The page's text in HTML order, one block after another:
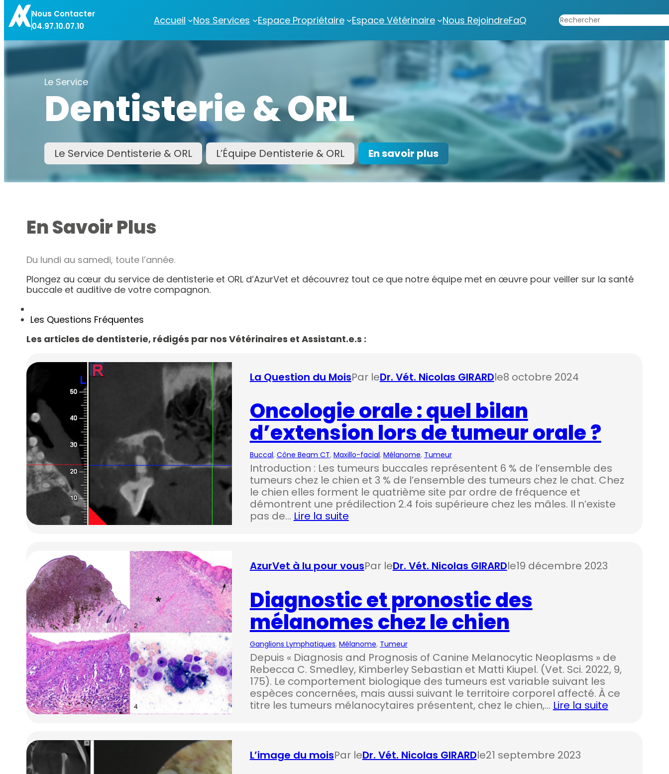
Nous Contacter
04.97.10.07.10
Accueil Nos Services Espace Propriétaire Espace Vétérinaire Nous RejoindreFaQ Rechercher
Le Service
Dentisterie & ORL
Le Service Dentisterie & ORL L’Équipe Dentisterie & ORL En savoir plus
En Savoir Plus
Du lundi au samedi, toute l’année.
Plongez au cœur du service de dentisterie et ORL d’AzurVet et découvrez tout ce que notre équipe met en œuvre pour veiller sur la santé
buccale et auditive de votre compagnon.
Les Questions Fréquentes
Les articles de dentisterie, rédigés par nos Vétérinaires et Assistant.e.s :
La Question du MoisPar leDr. Vét. Nicolas GIRARDle8 octobre 2024
Oncologie orale : quel bilan
d’extension lors de tumeur orale ?
Buccal, Cône Beam CT, Maxillo-facial, Mélanome, Tumeur
Introduction : Les tumeurs buccales représentent 6 % de l’ensemble des
tumeurs chez le chien et 3 % de l’ensemble des tumeurs chez le chat. Chez
le chien elles forment le quatrième site par ordre de fréquence et
démontrent une prédilection 2.4 fois supérieure chez les mâles. Il n’existe
pas de… Lire la suite
AzurVet à lu pour vousPar leDr. Vét. Nicolas GIRARDle19 décembre 2023
Diagnostic et pronostic des
mélanomes chez le chien
Ganglions Lymphatiques, Mélanome, Tumeur
Depuis « Diagnosis and Prognosis of Canine Melanocytic Neoplasms » de
Rebecca C. Smedley, Kimberley Sebastian et Matti Kiupel. (Vet. Sci. 2022, 9,
175). Le comportement biologique des tumeurs est variable suivant les
espèces concernées, mais aussi suivant le territoire corporel affecté. À ce
titre les tumeurs mélanocytaires présentent, chez le chien,… Lire la suite
L’image du moisPar leDr. Vét. Nicolas GIRARDle21 septembre 2023